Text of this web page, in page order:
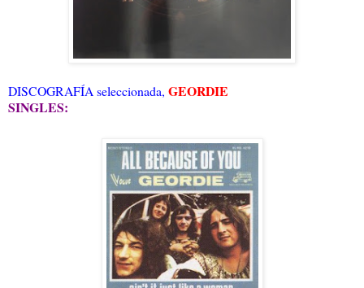
DISCOGRAFÍA seleccionada, GEORDIE
SINGLES: